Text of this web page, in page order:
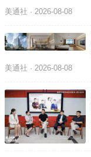
美通社 · 2026-08-08
美通社 · 2026-08-08